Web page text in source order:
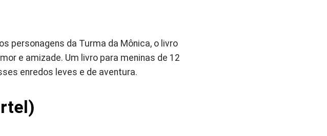
personagens da Turma da Mônica, o livro
e amizade. Um livro para meninas de 12
enredos leves e de aventura.